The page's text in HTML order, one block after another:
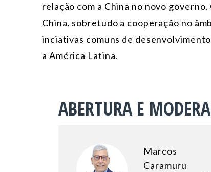
relação com a China no novo
China, sobretudo a cooperação no
inciativas comuns de
a América Latina.
ABERTURA E
Marcos
Caramuru